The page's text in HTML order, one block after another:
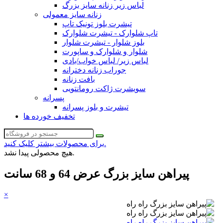
لباس زیر زنانه سایز بزرگ
زنانه سایز معمولی
تیشرت بلوز تونیک تاپ
تاپ شلوارک - تیشرت شلوارک
بلوز شلوار - تیشرت شلوار
شلوار و شلوارک و ساپورت
لباس زیر/ لباس خواب/بادی
جوراب زنانه دخترانه
بافت زنانه
سویشرت ژاکت رومانتویی
پسرانه
تیشرت و بلوز پسرانه
تخفیف خورده ها
برای محصولات بیشتر کلیک کنید.
هیچ محصولی پیدا نشد.
پیراهن سایز بزرگ عرض 64 و 68 سانت
×